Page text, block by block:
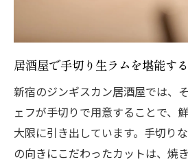
居酒屋で手切り生ラムを堪能す
新宿のジンギスカン居酒屋では、
ェフが手切りで用意することで、
大限に引き出しています。手切り
の向きにこだわったカットは、焼